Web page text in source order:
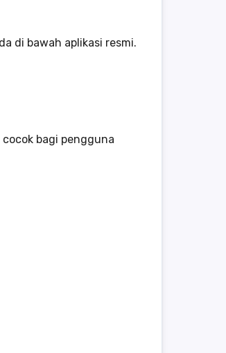
di bawah aplikasi resmi.
bagi pengguna